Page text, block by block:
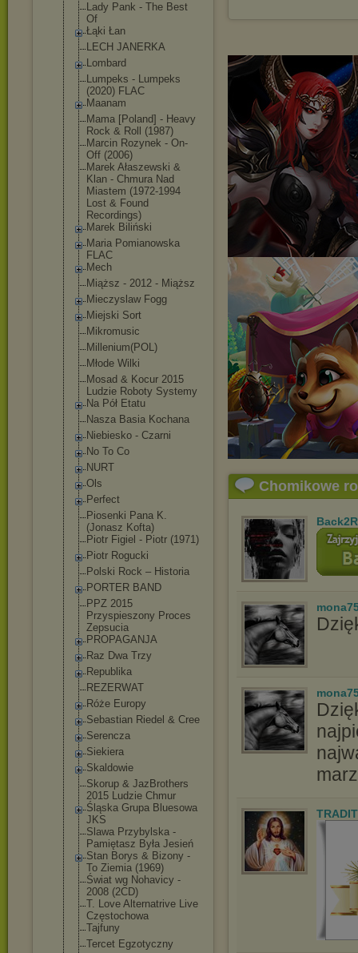
Lady Pank - The Best
Of
Łąki Łan
LECH JANERKA
Lombard
Lumpeks - Lumpeks
(2020) FLAC
Maanam
Mama [Poland] - Heavy
Rock & Roll (1987)
Marcin Rozynek - On-
Off (2006)
Marek Ałaszewski &
Klan - Chmura Nad
Miastem (1972-1994
Lost & Found
Recordings)
Marek Biliński
Maria Pomianowska
FLAC
Mech
Miąższ - 2012 - Miąższ
Mieczyslaw Fogg
Miejski Sort
Mikromusic
Millenium(POL)
Młode Wilki
Mosad & Kocur 2015
Ludzie Roboty Systemy
Na Pół Etatu
Nasza Basia Kochana
Niebiesko - Czarni
No To Co
NURT
Ols
Perfect
Piosenki Pana K.
(Jonasz Kofta)
Piotr Figiel - Piotr (1971)
Piotr Rogucki
Polski Rock – Historia
PORTER BAND
PPZ 2015
Przyspieszony Proces
Zepsucia
PROPAGANJA
Raz Dwa Trzy
Republika
REZERWAT
Róże Europy
Sebastian Riedel & Cree
Serencza
Siekiera
Skaldowie
Skorup & JazBrothers
2015 Ludzie Chmur
Śląska Grupa Bluesowa
JKS
Slawa Przybylska -
Pamiętasz Była Jesień
Stan Borys & Bizony -
To Ziemia (1969)
Świat wg Nohavicy -
2008 (2CD)
T. Love Alternatrive Live
Częstochowa
Tajfuny
Tercet Egzotyczny
Chomikowe